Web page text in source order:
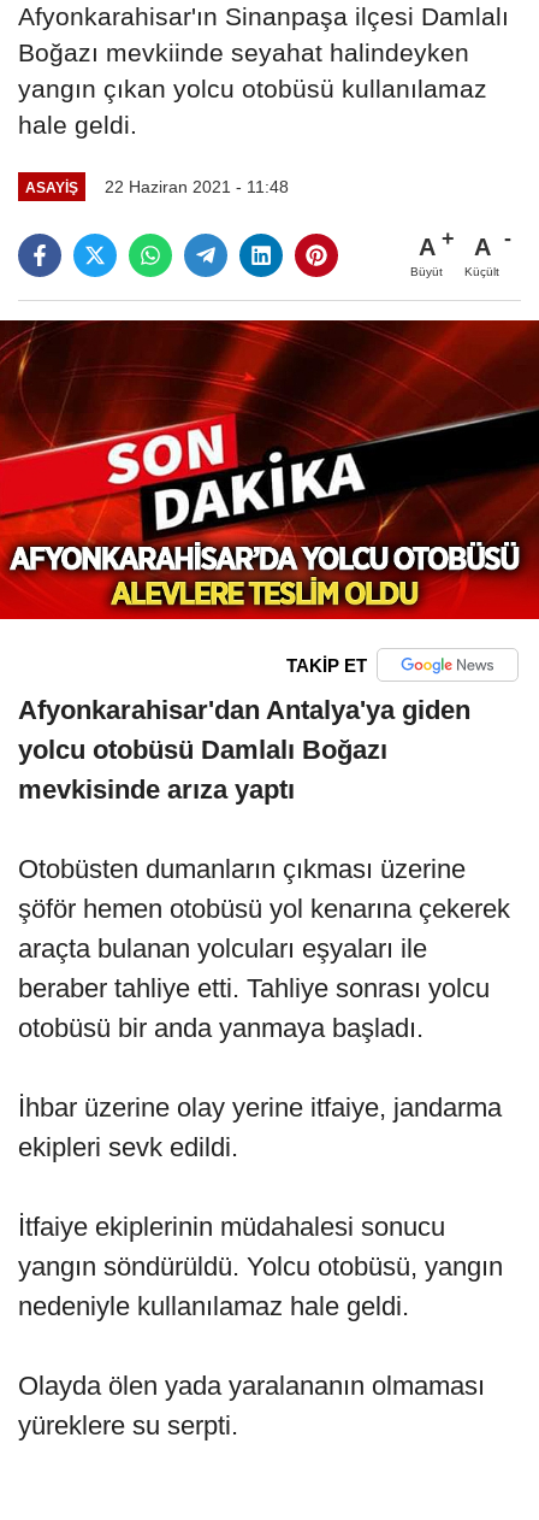
Afyonkarahisar'ın Sinanpaşa ilçesi Damlalı
Boğazı mevkiinde seyahat halindeyken
yangın çıkan yolcu otobüsü kullanılamaz
hale geldi.
ASAYIŞ 22 Haziran 2021 - 11:48
A
Büyüt
A
Küçült
TAKİP ET
Afyonkarahisar'dan Antalya'ya giden
yolcu otobüsü Damlalı Boğazı
mevkisinde arıza yaptı
Otobüsten dumanların çıkması üzerine
şöför hemen otobüsü yol kenarına çekerek
araçta bulanan yolcuları eşyaları ile
beraber tahliye etti. Tahliye sonrası yolcu
otobüsü bir anda yanmaya başladı.
İhbar üzerine olay yerine itfaiye, jandarma
ekipleri sevk edildi.
İtfaiye ekiplerinin müdahalesi sonucu
yangın söndürüldü. Yolcu otobüsü, yangın
nedeniyle kullanılamaz hale geldi.
Olayda ölen yada yaralananın olmaması
yüreklere su serpti.